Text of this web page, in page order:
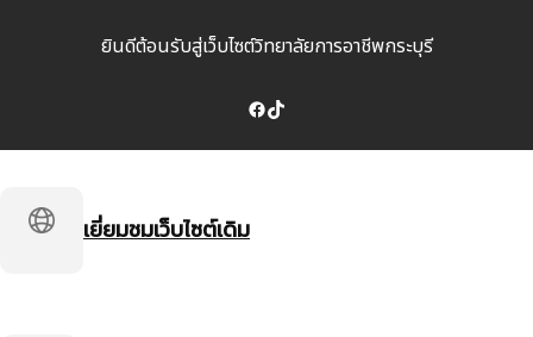
ยินดีต้อนรับสู่เว็บไซต์วิทยาลัยการอาชีพกระบุรี
Facebook TikTok
เยี่ยมชมเว็บไซต์เดิม